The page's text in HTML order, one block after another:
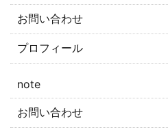
お問い合わせ
プロフィール
note
お問い合わせ